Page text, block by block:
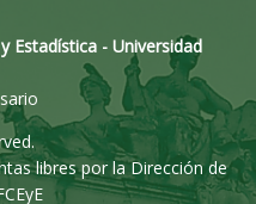
Estadística - Universidad
libres por la Dirección de